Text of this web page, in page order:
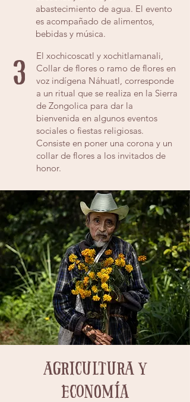
abastecimiento de agua. El evento
es acompañado de alimentos,
bebidas y música.
3
El xochicoscatl y xochitlamanali,
Collar de flores o ramo de flores en
voz indígena Náhuatl, corresponde
a un ritual que se realiza en la Sierra
de Zongolica para dar la
bienvenida en algunos eventos
sociales o fiestas religiosas.
Consiste en poner una corona y un
collar de flores a los invitados de
honor.
agricultura y
economía